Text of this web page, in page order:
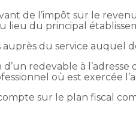
de l’impôt sur le
lieu du principal
auprès du service
redevable à
où est exercée
sur le plan fiscal